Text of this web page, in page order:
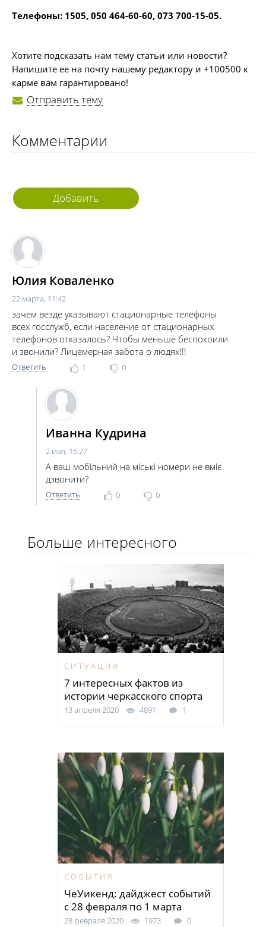
Телефоны: 1505, 050 464-60-60, 073 700-15-05.
Хотите подсказать нам тему статьи или новости?
Напишите ее на почту нашему редактору и +100500 к
карме вам гарантировано!
Отправить тему
Комментарии
Добавить
Юлия Коваленко
22 марта, 11:42
зачем везде указывают стационарные телефоны
всех госслужб, если население от стационарных
телефонов отказалось? Чтобы меньше беспокоили
и звонили? Лицемерная забота о людях!!!
Ответить 1 0
Иванна Кудрина
2 мая, 16:27
А ваш мобільний на міські номери не вміє
дзвонити?
Ответить 0 0
Больше интересного
СИТУАЦИИ
7 интересных фактов из
истории черкасского спорта
13 апреля 2020 4891 1
СОБЫТИЯ
ЧеУикенд: дайджест событий
с 28 февраля по 1 марта
28 февраля 2020 1973 0